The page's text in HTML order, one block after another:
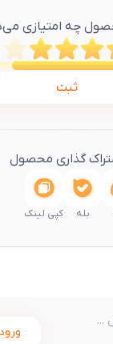
چه امتیازی
ثبت
گذاری محصول
بله کپی لینک